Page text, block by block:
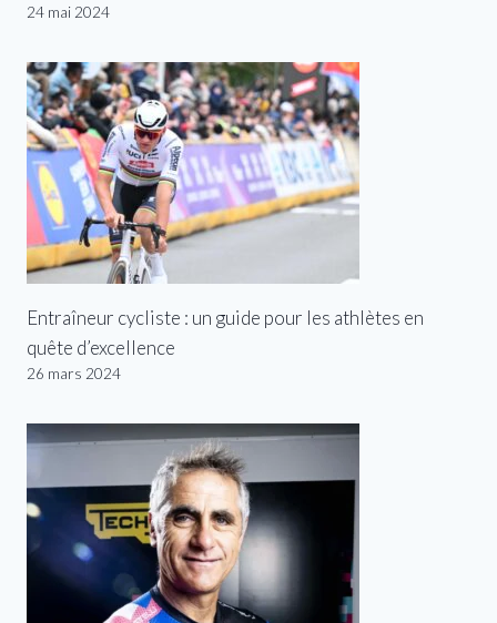
24 mai 2024
Entraîneur cycliste : un guide pour les athlètes en
quête d’excellence
26 mars 2024